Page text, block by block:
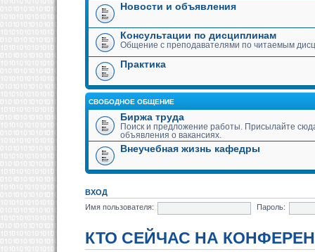
Новости и объявления
Консультации по дисциплинам
Общение с преподавателями по читаемым
Практика
СВОБОДНОЕ ОБЩЕНИЕ
Биржа труда
Поиск и предложение работы. Присылайте
объявления о вакансиях.
Внеучебная жизнь кафедры
ВХОД
Имя пользователя:
Пароль:
КТО СЕЙЧАС НА